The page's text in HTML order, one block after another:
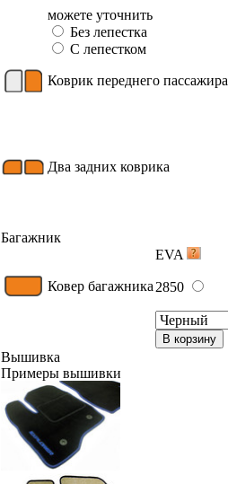
можете уточнить
Без лепестка
С лепестком
Коврик переднего пассажира
Два задних коврика
Багажник
EVA
Ковер багажника 2850
В корзину
Вышивка
Примеры вышивки